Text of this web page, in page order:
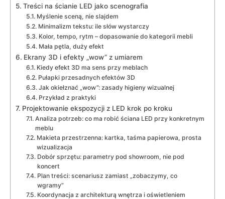
Treści na ścianie LED jako scenografia
Myślenie sceną, nie slajdem
Minimalizm tekstu: ile słów wystarczy
Kolor, tempo, rytm – dopasowanie do kategorii mebli
Mała pętla, duży efekt
Ekrany 3D i efekty „wow” z umiarem
Kiedy efekt 3D ma sens przy meblach
Pułapki przesadnych efektów 3D
Jak okiełznać „wow”: zasady higieny wizualnej
Przykład z praktyki
Projektowanie ekspozycji z LED krok po kroku
Analiza potrzeb: co ma robić ściana LED przy konkretnym
meblu
Makieta przestrzenna: kartka, taśma papierowa, prosta
wizualizacja
Dobór sprzętu: parametry pod showroom, nie pod
koncert
Plan treści: scenariusz zamiast „zobaczymy, co
wgramy”
Koordynacja z architekturą wnętrza i oświetleniem